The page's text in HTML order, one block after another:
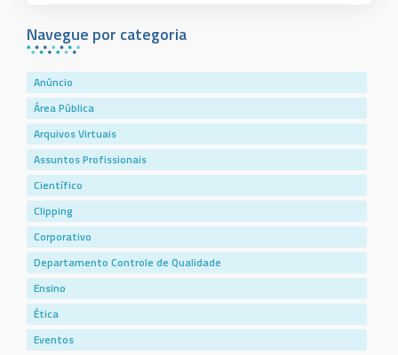
Navegue por categoria
Anúncio
Área Pública
Arquivos Virtuais
Assuntos Profissionais
Científico
Clipping
Corporativo
Departamento Controle de Qualidade
Ensino
Ética
Eventos